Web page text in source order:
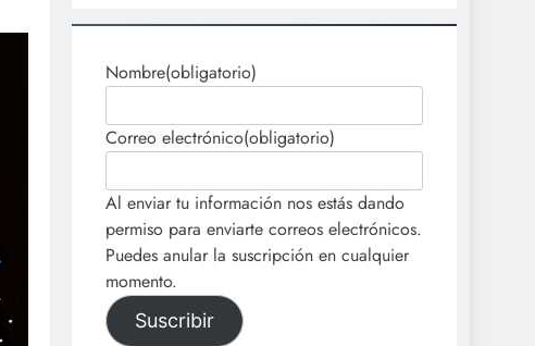
Nombre(obligatorio)
Correo electrónico(obligatorio)
Al enviar tu información nos estás dando
permiso para enviarte correos electrónicos.
Puedes anular la suscripción en cualquier
momento.
Suscribir